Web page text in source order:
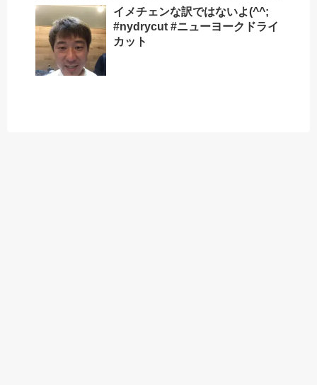
イメチェンな訳ではないよ(^^;
#nydrycut #ニューヨークドライ
カット